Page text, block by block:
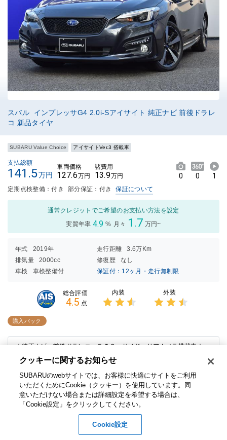
スバル インプレッサG4 2.0i-Sアイサイト 純正ナビ 前後ドラレ
コ 新品タイヤ
SUBARU Value Choice アイサイトVer.3 搭載車
支払総額
141.5万円
車両価格
127.6万円
諸費用
13.9万円 0 0 1
定期点検整備：付き 部分保証：付き 保証について
通常クレジットでご希望のお支払い方法を設定
実質年率 4.9 % 月々 1.7 万円~
年式 2019年 走行距離
3.6万Km
排気量
2000cc 修復歴
なし
車検
車検整備付 保証付：12ヶ月・走行無制限
総合評価
4.5 点
内装 外装
購入パック
☆純正ナビ 前後ドラレコ ＥＴＣ サイド・リアカメラ搭載車☆
お問い合わせ番号 1000293410
お問い合わせ
クッキーに関するお知らせ​
SUBARUのwebサイトでは、お客様に快適にサイトをご利用
いただくためにCookie（クッキー）を使用しています。​ 同
意いただけない場合または詳細設定を希望する場合は、
「Cookie設定」をクリックしてください。​
Cookie設定